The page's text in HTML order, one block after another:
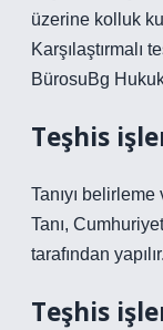
üzerine kolluk
Karşılaştırmalı
BürosuBg
Teşhis
Tanıyı
Tanı,
tarafından yapılır.
Teşhis